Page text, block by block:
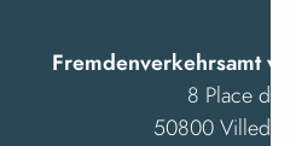
Fremdenverkehrsamt
8 Place
50800 Villedieu-